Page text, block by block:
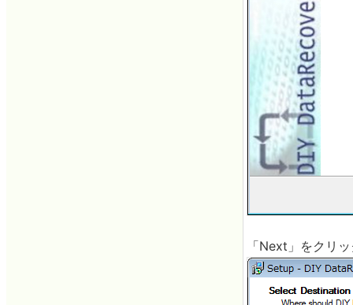
「Next」をクリ